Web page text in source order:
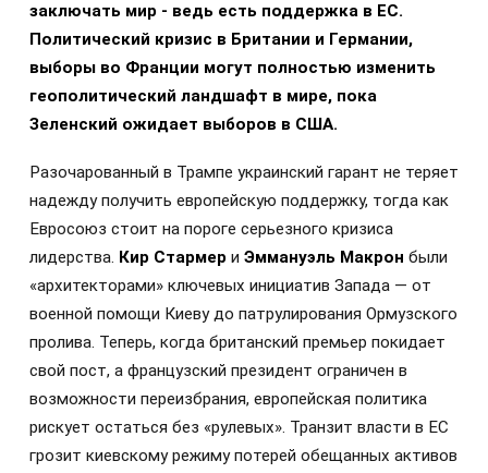
заключать мир - ведь есть поддержка в ЕС.
Политический кризис в Британии и Германии,
выборы во Франции могут полностью изменить
геополитический ландшафт в мире, пока
Зеленский ожидает выборов в США.
Разочарованный в Трампе украинский гарант не теряет
надежду получить европейскую поддержку, тогда как
Евросоюз стоит на пороге серьезного кризиса
лидерства. Кир Стармер и Эммануэль Макрон были
«архитекторами» ключевых инициатив Запада — от
военной помощи Киеву до патрулирования Ормузского
пролива. Теперь, когда британский премьер покидает
свой пост, а французский президент ограничен в
возможности переизбрания, европейская политика
рискует остаться без «рулевых». Транзит власти в ЕС
грозит киевскому режиму потерей обещанных активов